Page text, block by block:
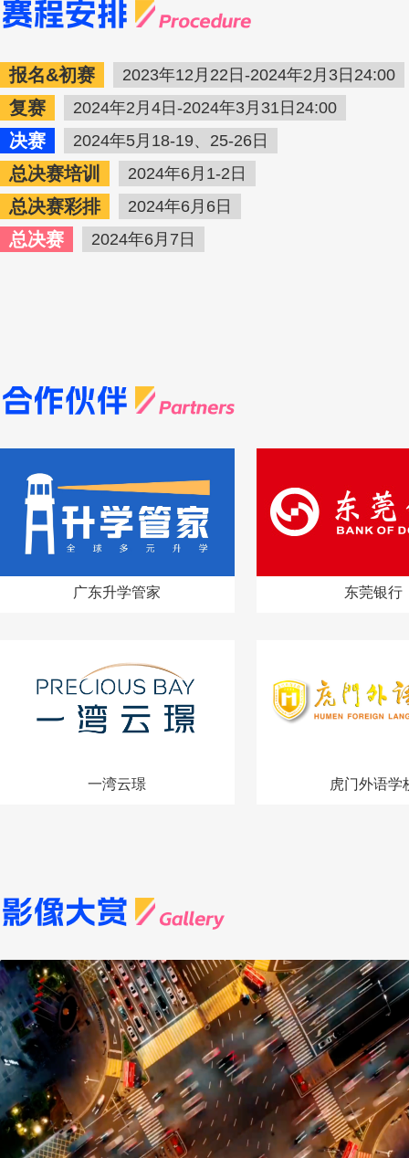
报名&初赛 2023年12月22日-2024年2月3日24:00
复赛 2024年2月4日-2024年3月31日24:00
决赛 2024年5月18-19、25-26日
总决赛培训 2024年6月1-2日
总决赛彩排 2024年6月6日
总决赛 2024年6月7日
广东升学管家 东莞银行
一湾云璟 虎门外语学